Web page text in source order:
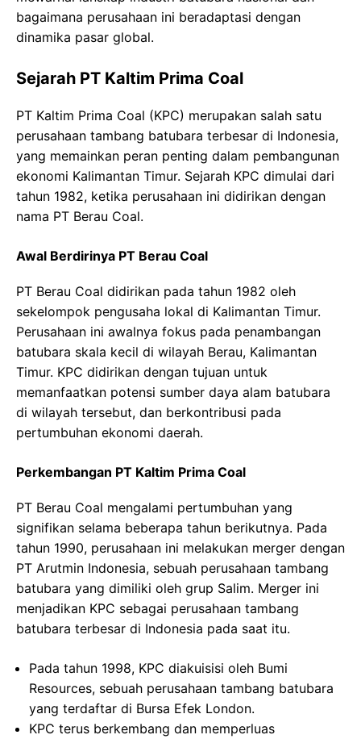
bagaimana perusahaan ini beradaptasi dengan
dinamika pasar global.
Sejarah PT Kaltim Prima Coal
PT Kaltim Prima Coal (KPC) merupakan salah satu
perusahaan tambang batubara terbesar di Indonesia,
yang memainkan peran penting dalam pembangunan
ekonomi Kalimantan Timur. Sejarah KPC dimulai dari
tahun 1982, ketika perusahaan ini didirikan dengan
nama PT Berau Coal.
Awal Berdirinya PT Berau Coal
PT Berau Coal didirikan pada tahun 1982 oleh
sekelompok pengusaha lokal di Kalimantan Timur.
Perusahaan ini awalnya fokus pada penambangan
batubara skala kecil di wilayah Berau, Kalimantan
Timur. KPC didirikan dengan tujuan untuk
memanfaatkan potensi sumber daya alam batubara
di wilayah tersebut, dan berkontribusi pada
pertumbuhan ekonomi daerah.
Perkembangan PT Kaltim Prima Coal
PT Berau Coal mengalami pertumbuhan yang
signifikan selama beberapa tahun berikutnya. Pada
tahun 1990, perusahaan ini melakukan merger dengan
PT Arutmin Indonesia, sebuah perusahaan tambang
batubara yang dimiliki oleh grup Salim. Merger ini
menjadikan KPC sebagai perusahaan tambang
batubara terbesar di Indonesia pada saat itu.
Pada tahun 1998, KPC diakuisisi oleh Bumi
Resources, sebuah perusahaan tambang batubara
yang terdaftar di Bursa Efek London.
KPC terus berkembang dan memperluas